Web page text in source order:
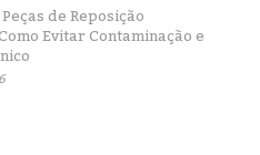
de Reposição
Evitar Contaminação e